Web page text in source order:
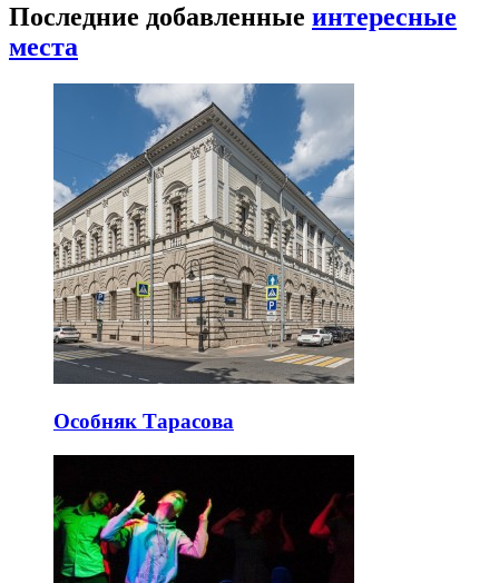
Последние добавленные интересные
места
Особняк Тарасова